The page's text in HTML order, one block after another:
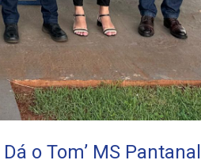
o Tom’ MS Pantanal